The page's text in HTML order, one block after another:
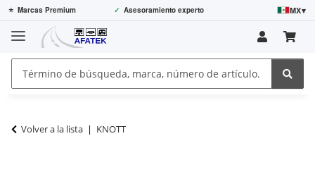
⭐ Marcas Premium ✓ Asesoramiento experto MX▾
Volver a la lista KNOTT